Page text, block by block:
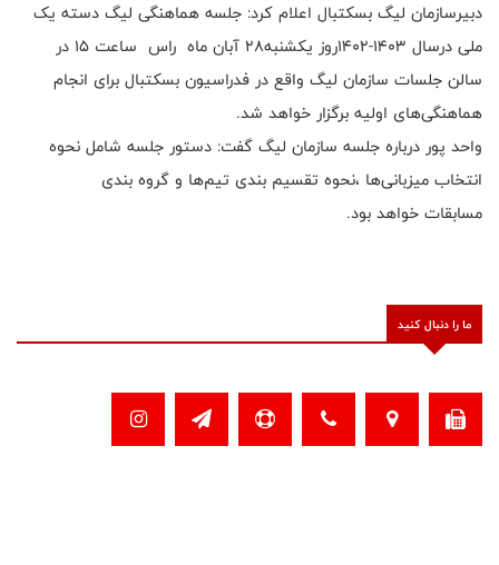
دبیرسازمان لیگ بسکتبال اعلام كرد: جلسه هماهنگی لیگ دسته یک
ملی درسال ۱۴۰۳-۱۴۰۲روز یکشنبه۲۸ آبان ماه راس ساعت ۱۵ در
سالن جلسات سازمان لیگ واقع در فدراسیون بسکتبال برای انجام
هماهنگی‌های اولیه برگزار خواهد شد.
واحد پور درباره جلسه سازمان ليگ گفت: دستور جلسه شامل نحوه
انتخاب میزبانی‌ها ،نحوه تقسیم بندی تیم‌ها و گروه بندی
مسابقات خواهد بود.
ما را دنبال کنید